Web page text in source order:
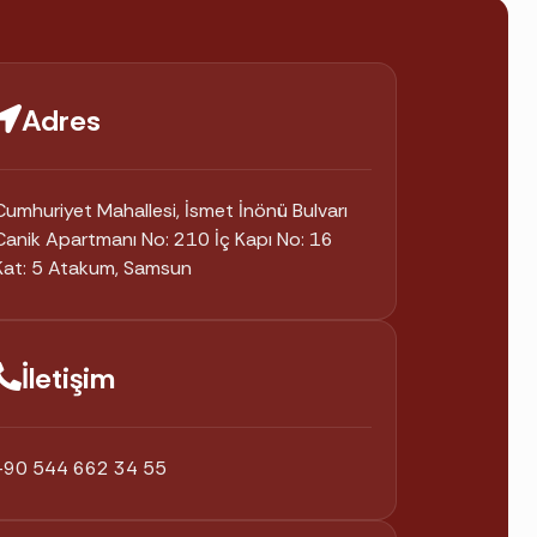
okuyun.
eğitimini, kullandığı yaklaşımı ve
sizi nelerin beklediğini merak
sıklığı ve güncel ücret bilgisi için
Adres
Mahallesi, İsmet İnönü Bulvarı
Apartmanı No: 210 İç Kapı No: 16
5 Atakum, Samsun
İletişim
544 662 34 55